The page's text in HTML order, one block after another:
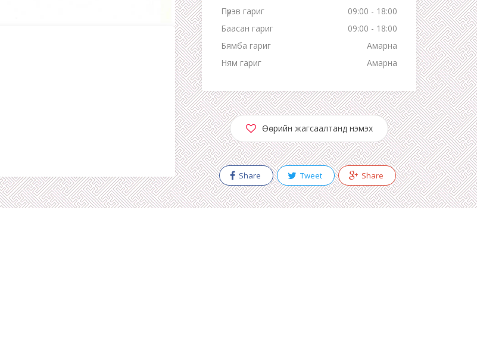
Пүрэв гариг
09:00 - 18:00
Баасан гариг
09:00 - 18:00
Бямба гариг
Амарна
Ням гариг
Амарна
Өөрийн жагсаалтанд нэмэх
Share Tweet Share